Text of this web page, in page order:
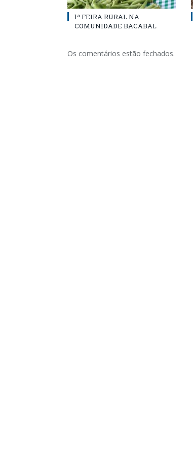
1ª FEIRA RURAL NA
COMUNIDADE BACABAL
Os comentários estão fechados.